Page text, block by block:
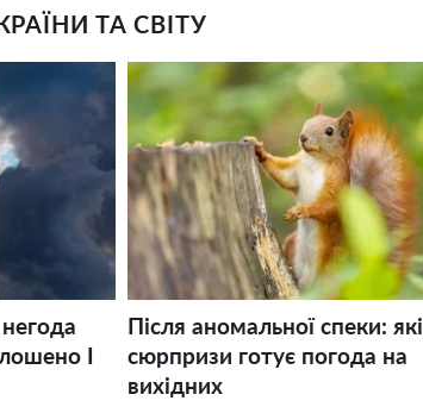
ТА СВІТУ
І
Після аномальної спеки: які
сюрпризи готує погода на
вихідних